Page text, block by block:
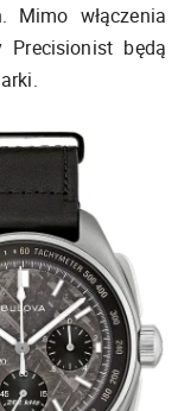
Mimo włączenia
Precisionist będą